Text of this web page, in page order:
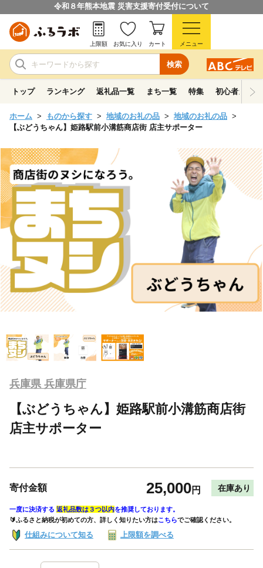
令和８年熊本地震 災害支援寄付受付について
検索
上限額 お気に入り カート メニュー
トップ ランキング 返礼品一覧 まち一覧 特集 初心者ガイド
ホーム ものから探す 地域のお礼の品
地域のお礼の品
【ぶどうちゃん】姫路駅前小溝筋商店街 店主サポーター
兵庫県 兵庫県庁
【ぶどうちゃん】姫路駅前小溝筋商店街
店主サポーター
寄付金額 25,000円 在庫あり
一度に決済する 返礼品数は３つ以内を推奨しております。
🔰ふるさと納税が初めての方、詳しく知りたい方はこちらでご確認ください。
仕組みについて知る 上限額を調べる